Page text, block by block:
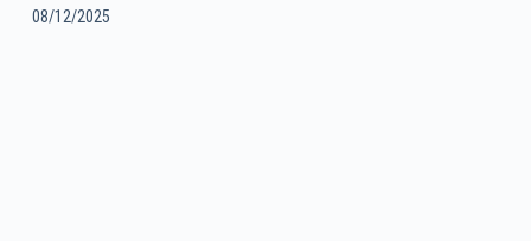
08/12/2025